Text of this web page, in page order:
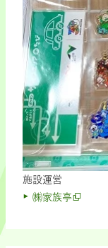
施設運営
㈱家族亭